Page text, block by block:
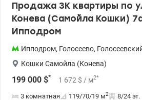
Продажа 3К квартиры по
Конева (Самойла Кошки)
Ипподром
Ипподром, Голосеево,
Кошки Самойла (Конева)
199 000 $* 1 672 $ / м2*
3 комнатная 119/70/19 м2 8/24 эт.